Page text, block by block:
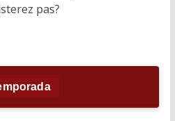
pas?